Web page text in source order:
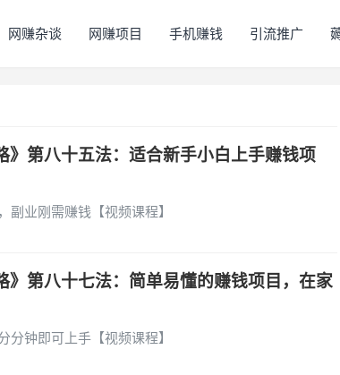
网赚杂谈 网赚项目 手机赚钱 引流推广
》第八十五法：适合新手小白上手赚钱项
业刚需赚钱【视频课程】
》第八十七法：简单易懂的赚钱项目，在家
钟即可上手【视频课程】